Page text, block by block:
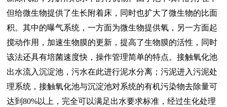
但给微生物提供了生长附着床，同时也扩大了微生物的比面
积。其中的曝气系统，一方面为微生物提供氧，另一方面起
搅动作用，加速生物膜的更新，提高了生物膜的活性，同时
该法还具有培菌速度快，操作管理简单的特点。接触氧化池
出水流入沉淀池，污水在此进行泥水分离；污泥进入污泥处
理系统，接触氧化池与沉淀池对系统的有机污染物去除量可
达到80%以上，完全可以满足出水要求标准，经过生化处理